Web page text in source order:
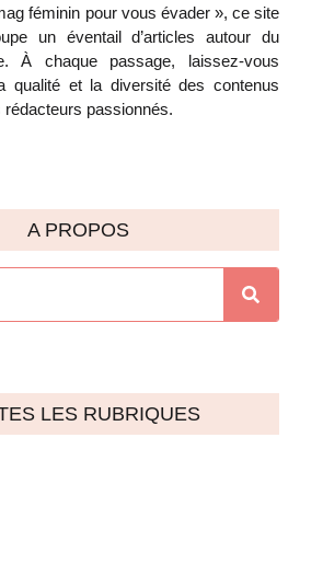
féminin pour vous évader », ce site
un éventail d’articles autour du
À chaque passage, laissez-vous
qualité et la diversité des contenus
rédacteurs passionnés.
A PROPOS
LES RUBRIQUES